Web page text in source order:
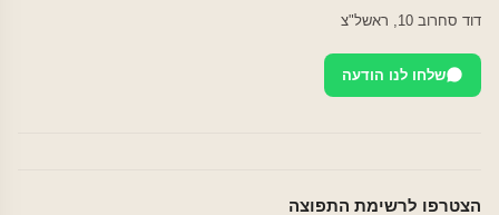
דוד סחרוב 10, ראשל"צ
שלחו לנו הודעה
הצטרפו לרשימת התפוצה